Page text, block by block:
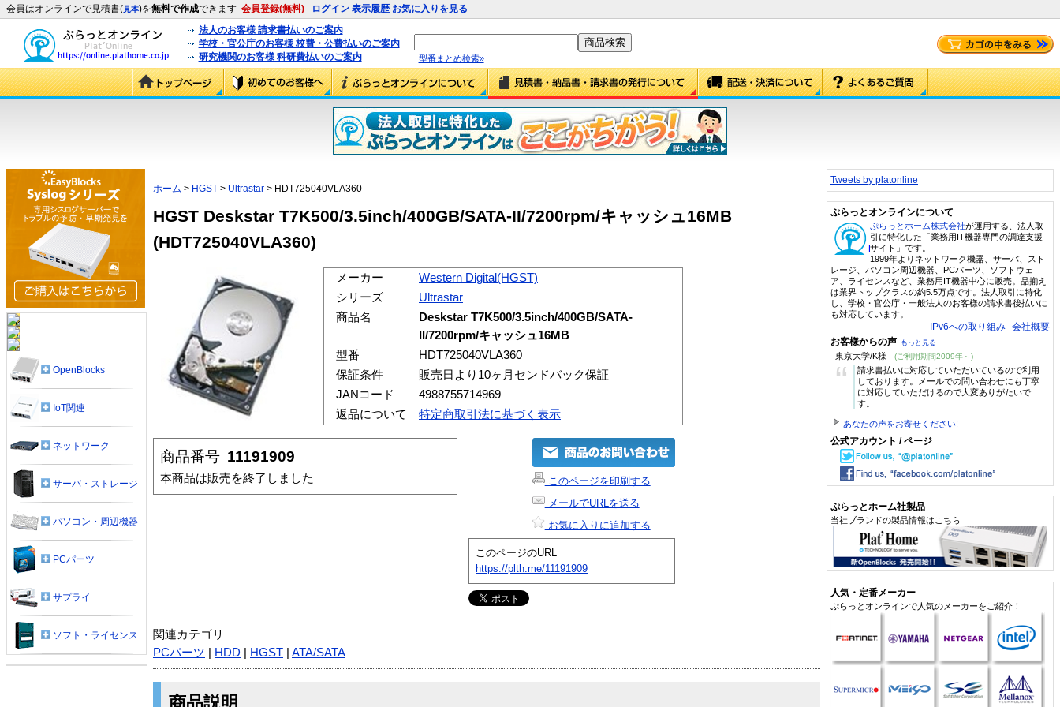
会員はオンラインで見積書(見本)を無料で作成できます 会員登録(無料) ログイン 表示履歴 お気に入りを見る
法人のお客様 請求書払いのご案内
学校・官公庁のお客様 校費・公費払いのご案内
研究機関のお客様 科研費払いのご案内
型番まとめ検索»
ホーム > HGST > Ultrastar > HDT725040VLA360
HGST Deskstar T7K500/3.5inch/400GB/SATA-II/7200rpm/キャッシュ16MB
(HDT725040VLA360)
メーカー
Western Digital(HGST)
シリーズ
Ultrastar
商品名
Deskstar T7K500/3.5inch/400GB/SATA-
II/7200rpm/キャッシュ16MB
型番
HDT725040VLA360
保証条件
販売日より10ヶ月センドバック保証
JANコード
4988755714969
返品について
特定商取引法に基づく表示
商品番号 11191909
本商品は販売を終了しました
このページを印刷する
メールでURLを送る
お気に入りに追加する
このページのURL
https://plth.me/11191909
関連カテゴリ
PCパーツ
HDD HGST ATA/SATA
商品説明
OpenBlocks
IoT関連
ネットワーク
サーバ・ストレージ
パソコン・周辺機器
PCパーツ
サプライ
ソフト・ライセンス
Tweets by platonline
ぷらっとオンラインについて
ぷらっとホーム株式会社が運用する、法人取
引に特化した「業務用IT機器専門の調達支援
サイト」です。
1999年よりネットワーク機器、サーバ、スト
レージ、パソコン周辺機器、PCパーツ、ソフトウェ
ア、ライセンスなど、業務用IT機器中心に販売。品揃え
は業界トップクラスの約5.5万点です。法人取引に特化
し、学校・官公庁・一般法人のお客様の請求書後払いに
も対応しています。
IPv6への取り組み 会社概要
お客様からの声 もっと見る
東京大学/K様 (ご利用期間2009年～)
“
請求書払いに対応していただいているので利用
しております。メールでの問い合わせにも丁寧
に対応していただけるので大変ありがたいで
す。
あなたの声をお寄せください!
公式アカウント / ページ
ぷらっとホーム社製品
当社ブランドの製品情報はこちら
人気・定番メーカー
ぷらっとオンラインで人気のメーカーをご紹介！